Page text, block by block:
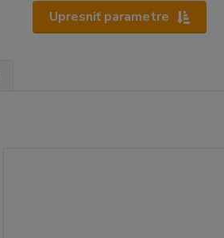
Upresniť parametre